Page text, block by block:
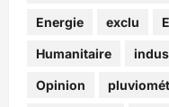
Energie exclu
Humanitaire
Opinion